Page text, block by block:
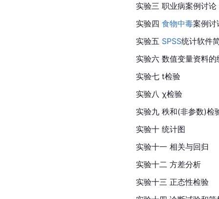
实验三 职业病案例讨论
实验四 食物中毒案例讨
实验五 SPSS统计软件
实验六 数值变量资料的
实验七 t检验
实验八 χ检验
实验九 秩和(非参数)检
实验十 统计图
实验十一 相关与回归
实验十二 方差分析
实验十三 正态性检验